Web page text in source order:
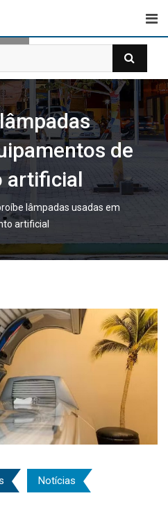
de
artificial
lâmpadas usadas em
artificial
Notícias